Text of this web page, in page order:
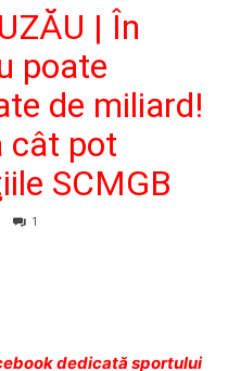
| În
poate
de miliard!
cât pot
SCMGB
1
dedicată sportului